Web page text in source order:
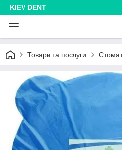
KIEV DENT
Товари та послуги